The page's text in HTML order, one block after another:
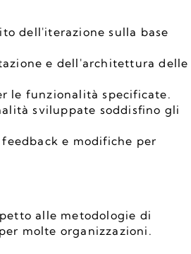
dell'iterazione sulla base
e dell'architettura delle
le funzionalità specificate.
sviluppate soddisfino gli
e modifiche per
alle metodologie di
molte organizzazioni.